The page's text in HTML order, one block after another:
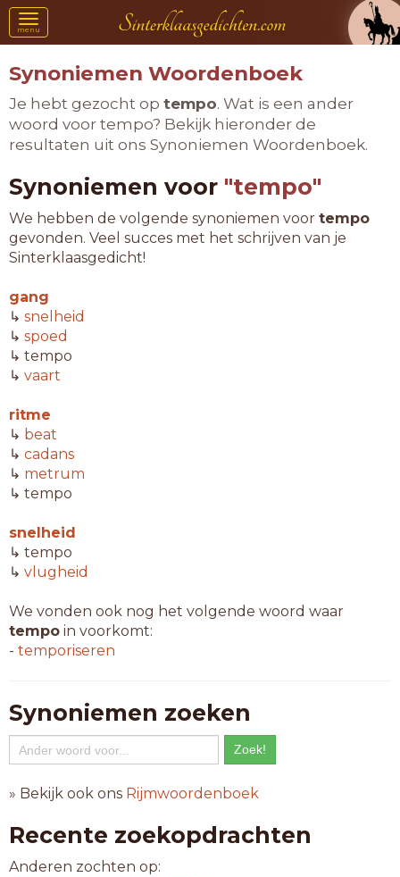
Toggle
navigation
menu
Synoniemen Woordenboek
Je hebt gezocht op tempo. Wat is een ander
woord voor tempo? Bekijk hieronder de
resultaten uit ons Synoniemen Woordenboek.
Synoniemen voor "tempo"
We hebben de volgende synoniemen voor tempo
gevonden. Veel succes met het schrijven van je
Sinterklaasgedicht!
gang
↳ snelheid
↳ spoed
↳ tempo
↳ vaart
ritme
↳ beat
↳ cadans
↳ metrum
↳ tempo
snelheid
↳ tempo
↳ vlugheid
We vonden ook nog het volgende woord waar
tempo in voorkomt:
- temporiseren
Synoniemen zoeken
» Bekijk ook ons Rijmwoordenboek
Recente zoekopdrachten
Anderen zochten op: